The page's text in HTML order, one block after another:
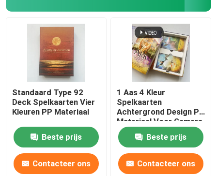
Standaard Type 92
Deck Spelkaarten Vier
Kleuren PP Materiaal
Beste prijs
Contacteer ons
1 Aas 4 Kleur
Spelkaarten
Achtergrond Design PP
Materiaal Voor Gamers
Beste prijs
Contacteer ons